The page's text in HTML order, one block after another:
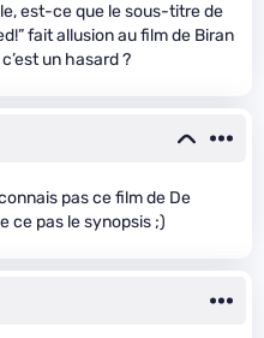
est-ce que le sous-titre de
fait allusion au film de Biran
un hasard ?
pas ce film de De
ce pas le synopsis ;)